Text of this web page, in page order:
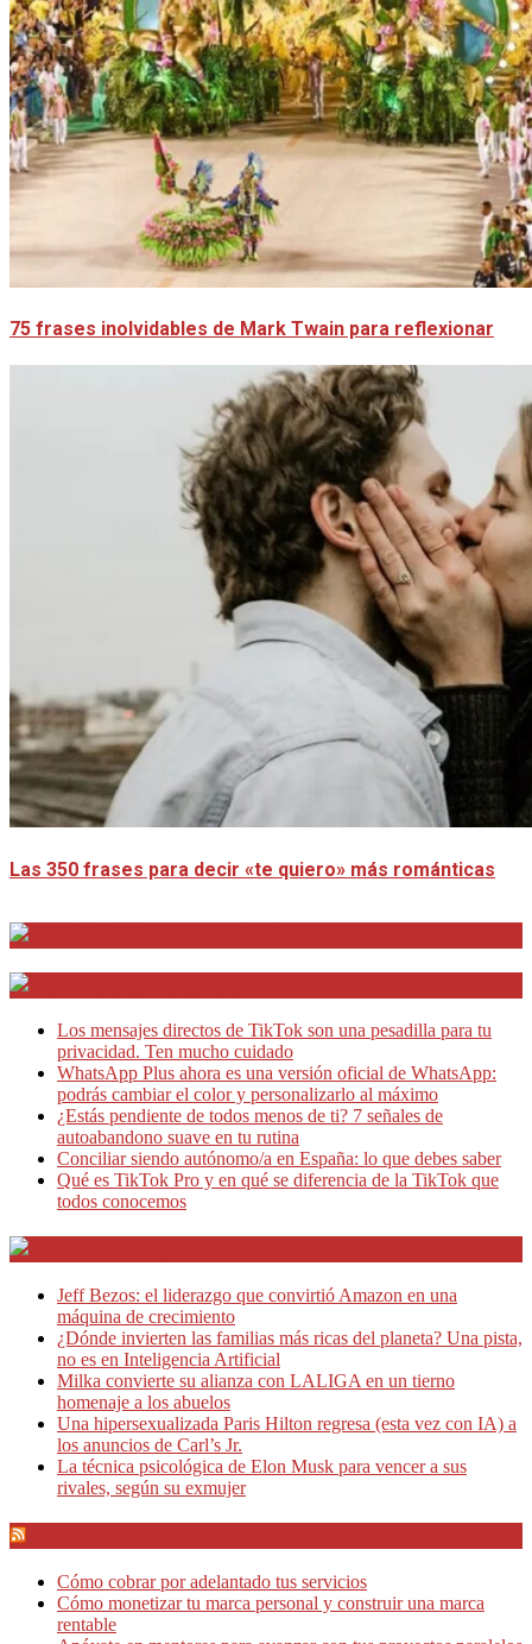
75 frases inolvidables de Mark Twain para reflexionar
Las 350 frases para decir «te quiero» más románticas
Los mensajes directos de TikTok son una pesadilla para tu
privacidad. Ten mucho cuidado
WhatsApp Plus ahora es una versión oficial de WhatsApp:
podrás cambiar el color y personalizarlo al máximo
¿Estás pendiente de todos menos de ti? 7 señales de
autoabandono suave en tu rutina
Conciliar siendo autónomo/a en España: lo que debes saber
Qué es TikTok Pro y en qué se diferencia de la TikTok que
todos conocemos
Jeff Bezos: el liderazgo que convirtió Amazon en una
máquina de crecimiento
¿Dónde invierten las familias más ricas del planeta? Una pista,
no es en Inteligencia Artificial
Milka convierte su alianza con LALIGA en un tierno
homenaje a los abuelos
Una hipersexualizada Paris Hilton regresa (esta vez con IA) a
los anuncios de Carl’s Jr.
La técnica psicológica de Elon Musk para vencer a sus
rivales, según su exmujer
Cómo cobrar por adelantado tus servicios
Cómo monetizar tu marca personal y construir una marca
rentable